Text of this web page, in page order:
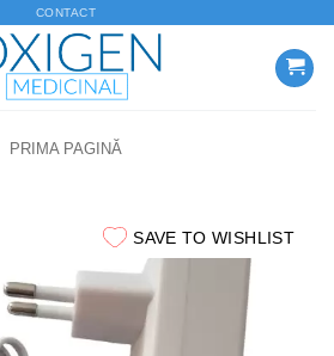
CONTACT
PRIMA PAGINĂ
SAVE TO WISHLIST